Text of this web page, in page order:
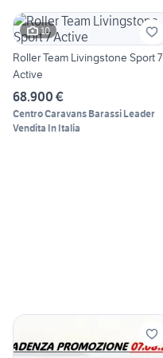
10
Roller Team Livingstone Sport 7
Active
68.900 €
Centro Caravans Barassi Leader
Vendita In Italia